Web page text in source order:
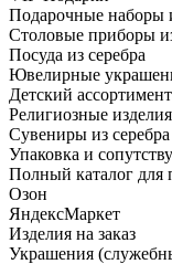
Подарочные наборы
Столовые приборы
Посуда из серебра
Ювелирные
Детский
Религиозные
Сувениры из серебра
Упаковка и
Полный каталог для
Озон
ЯндексМаркет
Изделия на заказ
Украшения